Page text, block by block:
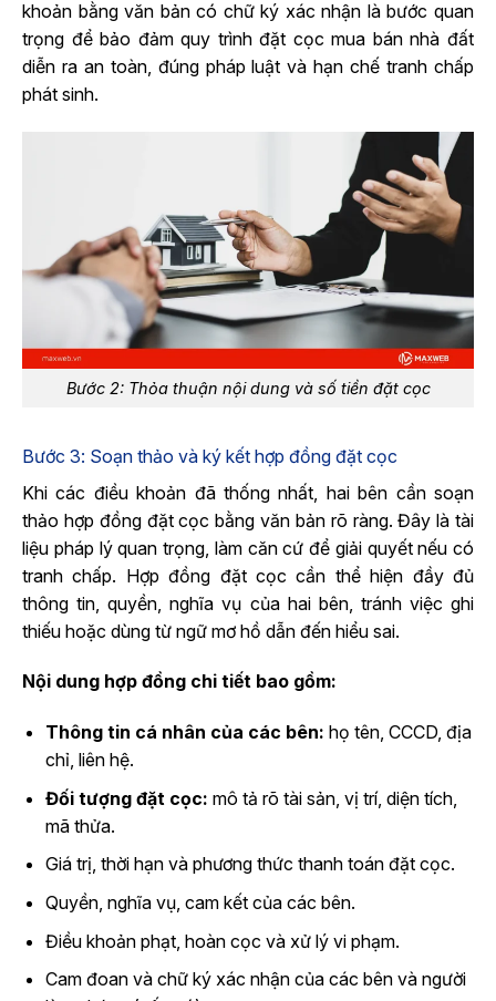
khoản bằng văn bản có chữ ký xác nhận là bước quan
trọng để bảo đảm quy trình đặt cọc mua bán nhà đất
diễn ra an toàn, đúng pháp luật và hạn chế tranh chấp
phát sinh.
Bước 2: Thỏa thuận nội dung và số tiền đặt cọc
Bước 3: Soạn thảo và ký kết hợp đồng đặt cọc
Khi các điều khoản đã thống nhất, hai bên cần soạn
thảo hợp đồng đặt cọc bằng văn bản rõ ràng. Đây là tài
liệu pháp lý quan trọng, làm căn cứ để giải quyết nếu có
tranh chấp. Hợp đồng đặt cọc cần thể hiện đầy đủ
thông tin, quyền, nghĩa vụ của hai bên, tránh việc ghi
thiếu hoặc dùng từ ngữ mơ hồ dẫn đến hiểu sai.
Nội dung hợp đồng chi tiết bao gồm:
Thông tin cá nhân của các bên: họ tên, CCCD, địa
chỉ, liên hệ.
Đối tượng đặt cọc: mô tả rõ tài sản, vị trí, diện tích,
mã thửa.
Giá trị, thời hạn và phương thức thanh toán đặt cọc.
Quyền, nghĩa vụ, cam kết của các bên.
Điều khoản phạt, hoàn cọc và xử lý vi phạm.
Cam đoan và chữ ký xác nhận của các bên và người